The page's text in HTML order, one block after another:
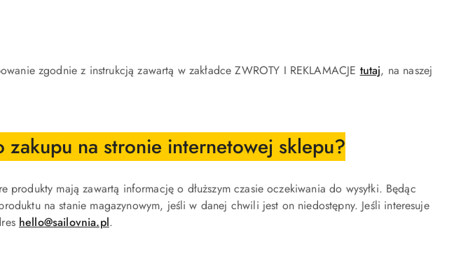
zgodnie z instrukcją zawartą w zakładce ZWROTY I REKLAMACJE tutaj, na naszej
na stronie internetowej sklepu?
mają zawartą informację o dłuższym czasie oczekiwania do wysyłki. Będąc
na stanie magazynowym, jeśli w danej chwili jest on niedostępny. Jeśli interesuje
hello@sailovnia.pl.